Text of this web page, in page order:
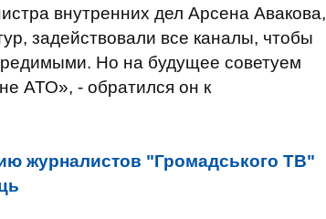
внутренних дел Арсена Авакова,
задействовали все каналы, чтобы
Но на будущее советуем
АТО», - обратился он к
журналистов "Громадського ТВ"